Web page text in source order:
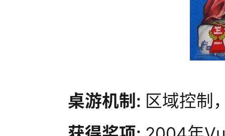
桌游机制: 区域控制